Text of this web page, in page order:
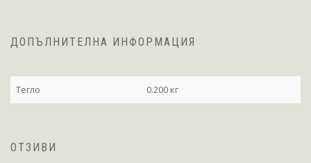
ДОПЪЛНИТЕЛНА ИНФОРМАЦИЯ
Тегло 0.200 кг
ОТЗИВИ